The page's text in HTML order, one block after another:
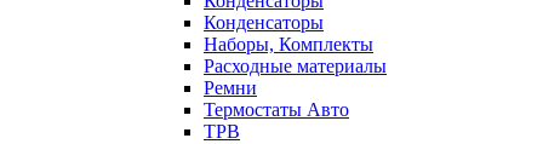
Конденсаторы
Наборы, Комплекты
Расходные материалы
Ремни
Термостаты Авто
ТРВ